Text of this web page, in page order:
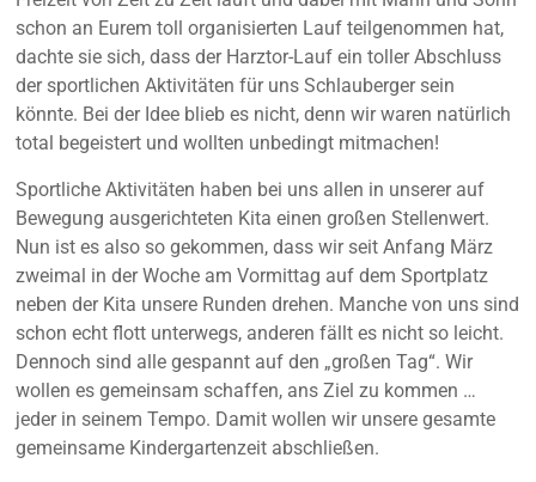
schon an Eurem toll organisierten Lauf teilgenommen hat,
dachte sie sich, dass der Harztor-Lauf ein toller Abschluss
der sportlichen Aktivitäten für uns Schlauberger sein
könnte. Bei der Idee blieb es nicht, denn wir waren natürlich
total begeistert und wollten unbedingt mitmachen!
Sportliche Aktivitäten haben bei uns allen in unserer auf
Bewegung ausgerichteten Kita einen großen Stellenwert.
Nun ist es also so gekommen, dass wir seit Anfang März
zweimal in der Woche am Vormittag auf dem Sportplatz
neben der Kita unsere Runden drehen. Manche von uns sind
schon echt flott unterwegs, anderen fällt es nicht so leicht.
Dennoch sind alle gespannt auf den „großen Tag“. Wir
wollen es gemeinsam schaffen, ans Ziel zu kommen …
jeder in seinem Tempo. Damit wollen wir unsere gesamte
gemeinsame Kindergartenzeit abschließen.